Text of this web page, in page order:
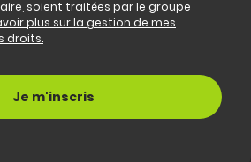
soient traitées par le groupe
plus sur la gestion de mes
droits.